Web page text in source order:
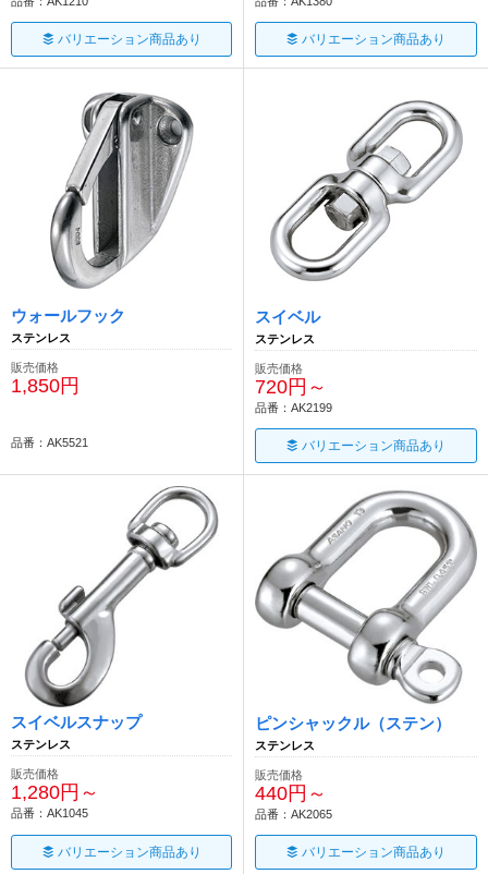
バリエーション商品あり バリエーション商品あり
ウォールフック
ステンレス
販売価格
1,850円
品番：AK5521
スイベル
ステンレス
販売価格
720円～
品番：AK2199
バリエーション商品あり
スイベルスナップ
ステンレス
販売価格
1,280円～
品番：AK1045
バリエーション商品あり
ピンシャックル（ステン）
ステンレス
販売価格
440円～
品番：AK2065
バリエーション商品あり